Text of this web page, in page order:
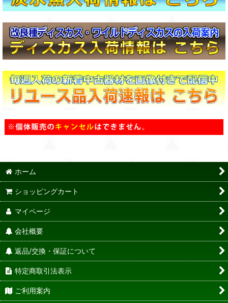
ホーム
ショッピングカート
マイページ
会社概要
返品/交換・保証について
特定商取引法表示
ご利用案内